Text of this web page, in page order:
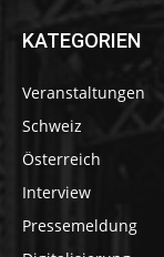
KATEGORIEN
Veranstaltungen
Schweiz
Österreich
Interview
Pressemeldung